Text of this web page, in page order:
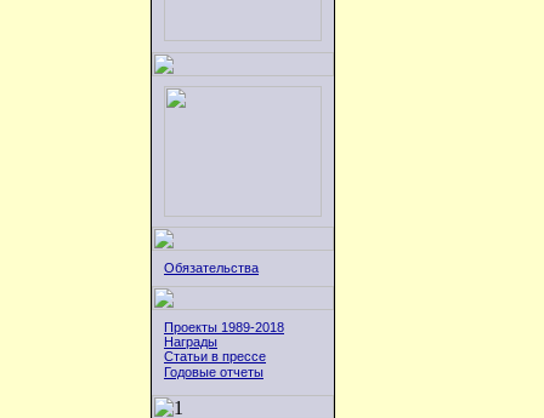
Обязательства
Проекты 1989-2018
Награды
Статьи в прессе
Годовые отчеты